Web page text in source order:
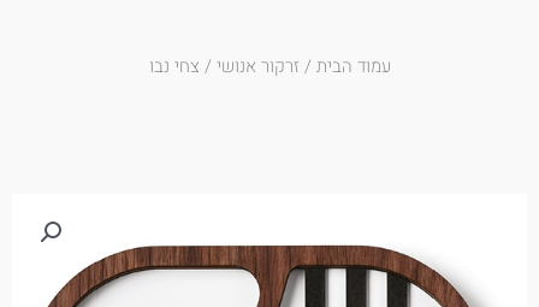
עמוד הבית/זרקור אנושי/ צחי נבו